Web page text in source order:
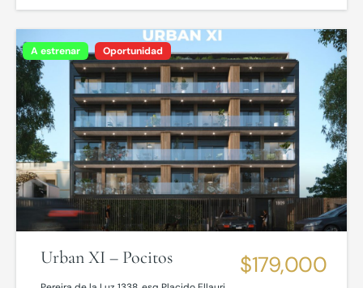
A estrenar Oportunidad
Urban XI – Pocitos $179,000